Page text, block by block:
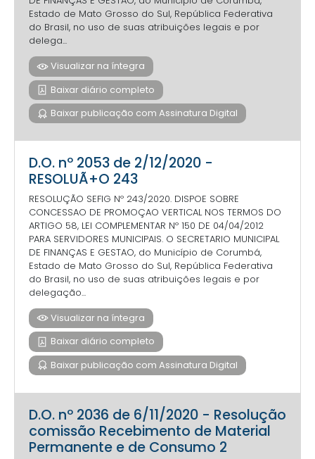
Estado de Mato Grosso do Sul, República Federativa
do Brasil, no uso de suas atribuições legais e por
delega...
Visualizar na íntegra
Baixar diário completo
Baixar publicação com Assinatura Digital
D.O. nº 2053 de 2/12/2020 -
RESOLUÃ+O 243
RESOLUÇÃO SEFIG Nº 243/2020. DISPOE SOBRE
CONCESSAO DE PROMOÇAO VERTICAL NOS TERMOS DO
ARTIGO 58, LEI COMPLEMENTAR Nº 150 DE 04/04/2012
PARA SERVIDORES MUNICIPAIS. O SECRETARIO MUNICIPAL
DE FINANÇAS E GESTAO, do Município de Corumbá,
Estado de Mato Grosso do Sul, República Federativa
do Brasil, no uso de suas atribuições legais e por
delegação...
Visualizar na íntegra
Baixar diário completo
Baixar publicação com Assinatura Digital
D.O. nº 2036 de 6/11/2020 - Resolução
comissão Recebimento de Material
Permanente e de Consumo 2